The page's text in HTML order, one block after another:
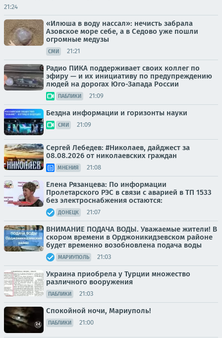
21:24
«Илюша в воду нассал»: нечисть забрала
Азовское море себе, а в Седово уже пошли
огромные медузы
СМИ 21:21
Радио ПИКА поддерживает своих коллег по
эфиру — и их инициативу по предупреждению
людей на дорогах Юго-Запада России
ПАБЛИКИ 21:09
Бездна информации и горизонты науки
СМИ 21:09
Сергей Лебедев: #Николаев, дайджест за
08.08.2026 от николаевских граждан
МНЕНИЯ 21:08
Елена Рязанцева: По информации
Пролетарского РЭС в связи с аварией в ТП 1533
без электроснабжения остаются:
ДОНЕЦК 21:07
ВНИМАНИЕ ПОДАЧА ВОДЫ. Уважаемые жители! В
скором времени в Орджоникидзевском районе
будет временно возобновлена подача воды
МАРИУПОЛЬ 21:03
Украина приобрела у Турции множество
различного вооружения
ПАБЛИКИ 21:03
Спокойной ночи, Мариуполь!
ПАБЛИКИ 21:00